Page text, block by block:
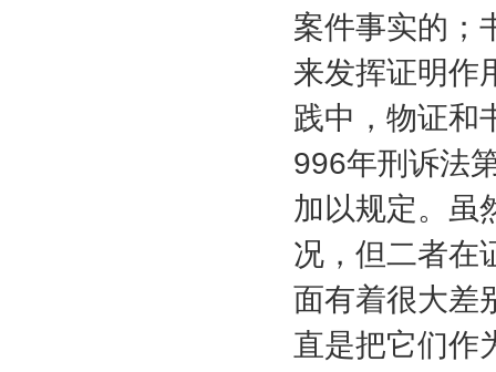
案件事实的；
来发挥证明作
践中，物证和
996年刑诉法
加以规定。虽
况，但二者在
面有着很大差
直是把它们作